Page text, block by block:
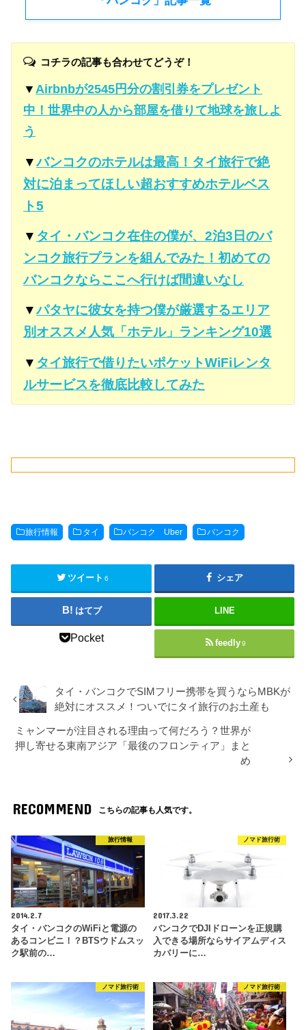
コチラの記事も合わせてどうぞ！
▼Airbnbが2545円分の割引券をプレゼント
中！世界中の人から部屋を借りて地球を旅しよ
う
▼バンコクのホテルは最高！タイ旅行で絶
対に泊まってほしい超おすすめホテルベス
ト5
▼ タイ・バンコク在住の僕が、2泊3日のバ
ンコク旅行プランを組んでみた！初めての
バンコクならここへ行けば間違いなし
▼パタヤに彼女を持つ僕が厳選するエリア
別オススメ人気「ホテル」ランキング10選
▼ タイ旅行で借りたいポケットWiFiレンタ
ルサービスを徹底比較してみた
旅行情報 タイ バンコク Uber バンコク
ツイート 6 シェア
はてブ LINE
Pocket feedly 9
タイ・バンコクでSIMフリー携帯を買うならMBKが
絶対にオススメ！ついでにタイ旅行のお土産も
ミャンマーが注目される理由って何だろう？世界が
押し寄せる東南アジア「最後のフロンティア」まと
め
RECOMMEND こちらの記事も人気です。
旅行情報
2014.2.7
タイ・バンコクのWiFiと電源の
あるコンビニ！？BTSウドムスッ
ク駅前の…
ノマド旅行術
2017.3.22
バンコクでDJIドローンを正規購
入できる場所ならサイアムディス
カバリーに…
ノマド旅行術 ノマド旅行術